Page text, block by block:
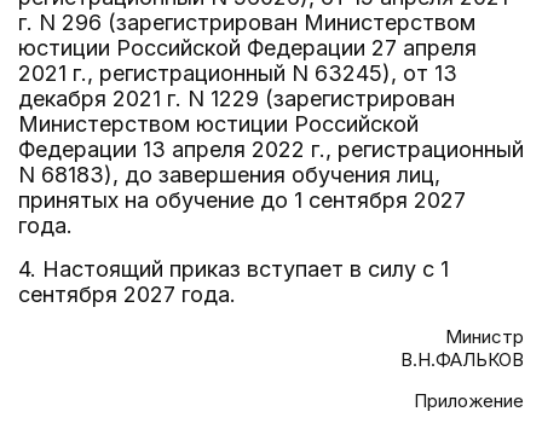
г. N 296 (зарегистрирован Министерством
юстиции Российской Федерации 27 апреля
2021 г., регистрационный N 63245), от 13
декабря 2021 г. N 1229 (зарегистрирован
Министерством юстиции Российской
Федерации 13 апреля 2022 г., регистрационный
N 68183), до завершения обучения лиц,
принятых на обучение до 1 сентября 2027
года.
4. Настоящий приказ вступает в силу с 1
сентября 2027 года.
Министр
В.Н.ФАЛЬКОВ
Приложение